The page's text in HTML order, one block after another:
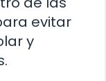
evitar
y